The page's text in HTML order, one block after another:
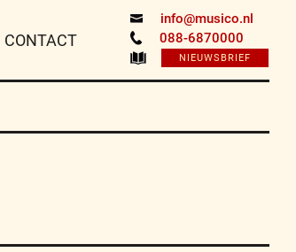
info@musico.nl
088-6870000
NIEUWSBRIEF
CONTACT